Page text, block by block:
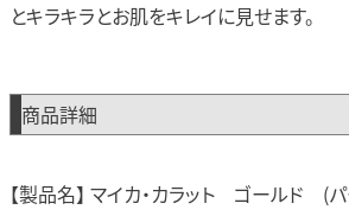
とキラキラとお肌をキレイに見せます。
商品詳細
【製品名】 マイカ・カラット ゴールド (